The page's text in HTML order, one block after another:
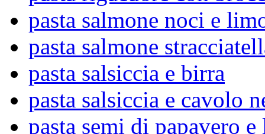
pasta salmone noci e
pasta salmone
pasta salsiccia e birra
pasta salsiccia e cavolo
pasta semi di papavero